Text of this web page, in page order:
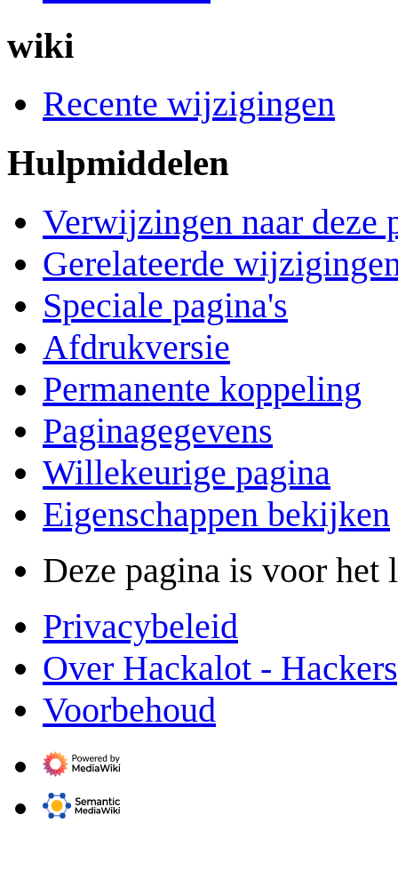
wiki
Recente wijzigingen
Hulpmiddelen
Verwijzingen naar deze
Gerelateerde
Speciale pagina's
Afdrukversie
Permanente koppeling
Paginagegevens
Willekeurige pagina
Eigenschappen bekijken
Deze pagina is voor het
Privacybeleid
Over Hackalot -
Voorbehoud